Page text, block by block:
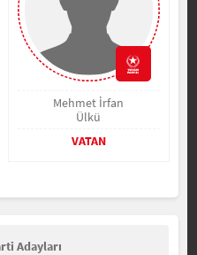
Mehmet İrfan
Ülkü
VATAN
Adayları